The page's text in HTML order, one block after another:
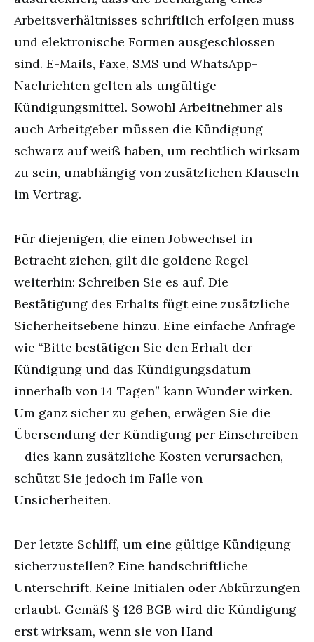
Arbeitsverhältnisses schriftlich erfolgen muss
und elektronische Formen ausgeschlossen
sind. E-Mails, Faxe, SMS und WhatsApp-
Nachrichten gelten als ungültige
Kündigungsmittel. Sowohl Arbeitnehmer als
auch Arbeitgeber müssen die Kündigung
schwarz auf weiß haben, um rechtlich wirksam
zu sein, unabhängig von zusätzlichen Klauseln
im Vertrag.
Für diejenigen, die einen Jobwechsel in
Betracht ziehen, gilt die goldene Regel
weiterhin: Schreiben Sie es auf. Die
Bestätigung des Erhalts fügt eine zusätzliche
Sicherheitsebene hinzu. Eine einfache Anfrage
wie “Bitte bestätigen Sie den Erhalt der
Kündigung und das Kündigungsdatum
innerhalb von 14 Tagen” kann Wunder wirken.
Um ganz sicher zu gehen, erwägen Sie die
Übersendung der Kündigung per Einschreiben
– dies kann zusätzliche Kosten verursachen,
schützt Sie jedoch im Falle von
Unsicherheiten.
Der letzte Schliff, um eine gültige Kündigung
sicherzustellen? Eine handschriftliche
Unterschrift. Keine Initialen oder Abkürzungen
erlaubt. Gemäß § 126 BGB wird die Kündigung
erst wirksam, wenn sie von Hand